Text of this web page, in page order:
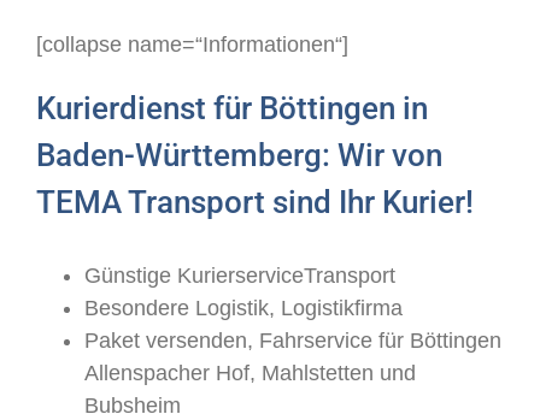
[collapse name=“Informationen“]
Kurierdienst für Böttingen in
Baden-Württemberg: Wir von
TEMA Transport sind Ihr Kurier!
Günstige KurierserviceTransport
Besondere Logistik, Logistikfirma
Paket versenden, Fahrservice für Böttingen
Allenspacher Hof, Mahlstetten und
Bubsheim